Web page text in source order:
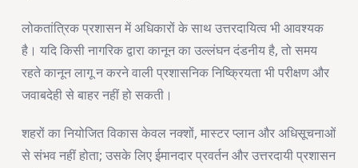
लोकतांत्रिक प्रशासन में अधिकारों के साथ उत्तरदायित्व भी आवश्यक
है। यदि किसी नागरिक द्वारा कानून का उल्लंघन दंडनीय है, तो समय
रहते कानून लागू न करने वाली प्रशासनिक निष्क्रियता भी परीक्षण और
जवाबदेही से बाहर नहीं हो सकती।
शहरों का नियोजित विकास केवल नक्शों, मास्टर प्लान और अधिसूचनाओं
से संभव नहीं होता; उसके लिए ईमानदार प्रवर्तन और उत्तरदायी प्रशासन